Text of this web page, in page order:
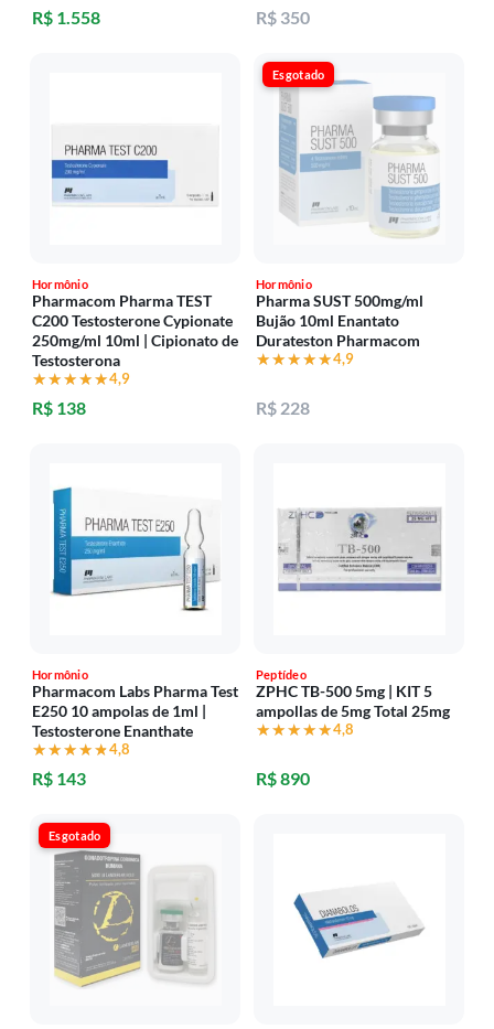
R$ 1.558 R$ 350
Hormônio
Pharmacom Pharma TEST
C200 Testosterone Cypionate
250mg/ml 10ml | Cipionato de
Testosterona
★★★★★
★★★★★4,9
R$ 138
Esgotado
Hormônio
Pharma SUST 500mg/ml
Bujão 10ml Enantato
Durateston Pharmacom
★★★★★
★★★★★4,9
R$ 228
Hormônio
Pharmacom Labs Pharma Test
E250 10 ampolas de 1ml |
Testosterone Enanthate
★★★★★
★★★★★4,8
R$ 143
Peptídeo
ZPHC TB-500 5mg | KIT 5
ampollas de 5mg Total 25mg
★★★★★
★★★★★4,8
R$ 890
Esgotado